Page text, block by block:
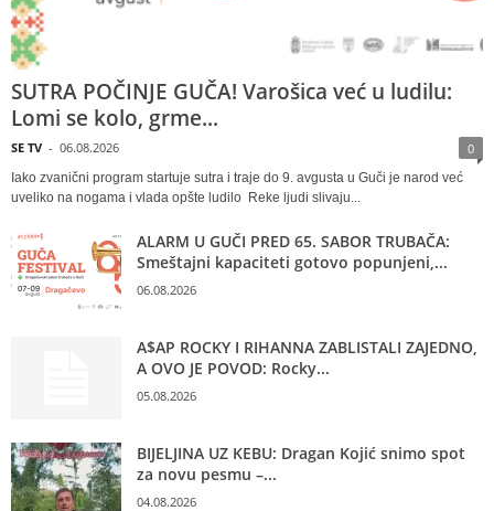
SUTRA POČINJE GUČA! Varošica već u ludilu:
Lomi se kolo, grme...
SE TV - 06.08.2026 0
Iako zvanični program startuje sutra i traje do 9. avgusta u Guči je narod već
uveliko na nogama i vlada opšte ludilo Reke ljudi slivaju...
ALARM U GUČI PRED 65. SABOR TRUBAČA:
Smeštajni kapaciteti gotovo popunjeni,...
06.08.2026
A$AP ROCKY I RIHANNA ZABLISTALI ZAJEDNO,
A OVO JE POVOD: Rocky...
05.08.2026
BIJELJINA UZ KEBU: Dragan Kojić snimo spot
za novu pesmu –...
04.08.2026